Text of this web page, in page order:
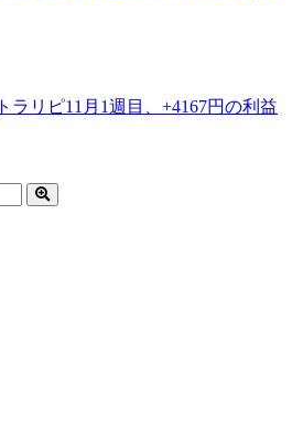
トラリピ11月1週目、+4167円の利益